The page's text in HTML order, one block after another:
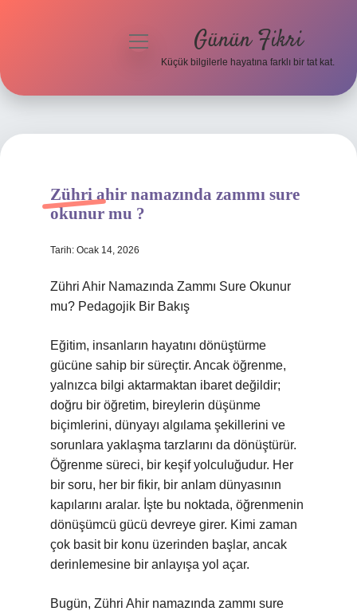
Hakkımızda
menüyü
Günün Fikri
Küçük bilgilerle hayatına farklı bir tat kat.
Zühri ahir namazında zammı sure
okunur mu ?
Tarih: Ocak 14, 2026
Zühri Ahir Namazında Zammı Sure Okunur
mu? Pedagojik Bir Bakış
Eğitim, insanların hayatını dönüştürme
gücüne sahip bir süreçtir. Ancak öğrenme,
yalnızca bilgi aktarmaktan ibaret değildir;
doğru bir öğretim, bireylerin düşünme
biçimlerini, dünyayı algılama şekillerini ve
sorunlara yaklaşma tarzlarını da dönüştürür.
Öğrenme süreci, bir keşif yolculuğudur. Her
bir soru, her bir fikir, bir anlam dünyasının
kapılarını aralar. İşte bu noktada, öğrenmenin
dönüşümcü gücü devreye girer. Kimi zaman
çok basit bir konu üzerinden başlar, ancak
derinlemesine bir anlayışa yol açar.
Bugün, Zühri Ahir namazında zammı sure